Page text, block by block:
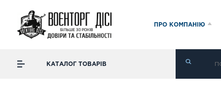
ПРО КОМПАНІЮ
КАТАЛОГ ТОВАРІВ